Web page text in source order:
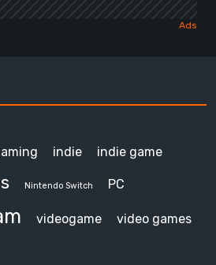
indie indie game
Nintendo Switch PC
videogame video games